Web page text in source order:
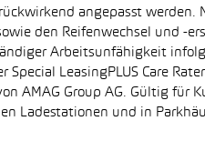
angepasst
den Reifenwechsel und -
Arbeitsunfähigkeit
LeasingPLUS Care
AMAG Group AG. Gültig für
Ladestationen und in